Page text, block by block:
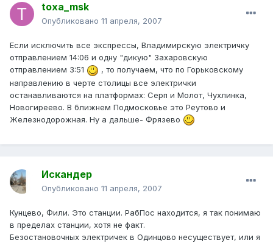
toxa_msk
Опубликовано 11 апреля, 2007
Если исключить все экспрессы, Владимирскую электричку
отправлением 14:06 и одну "дикую" Захаровскую
отправлением 3:51
, то получаем, что по Горьковскому
направлению в черте столицы все электрички
останавливаются на платформах: Серп и Молот, Чухлинка,
Новогиреево. В ближнем Подмосковье это Реутово и
Железнодорожная. Ну а дальше- Фрязево
Искандер
Опубликовано 11 апреля, 2007
Кунцево, Фили. Это станции. РабПос находится, я так понимаю
в пределах станции, хотя не факт.
Безостановочных электричек в Одинцово несуществует, или я